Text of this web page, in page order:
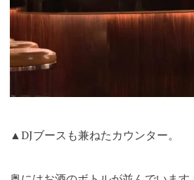
▲DJブースも兼ねたカウンター。